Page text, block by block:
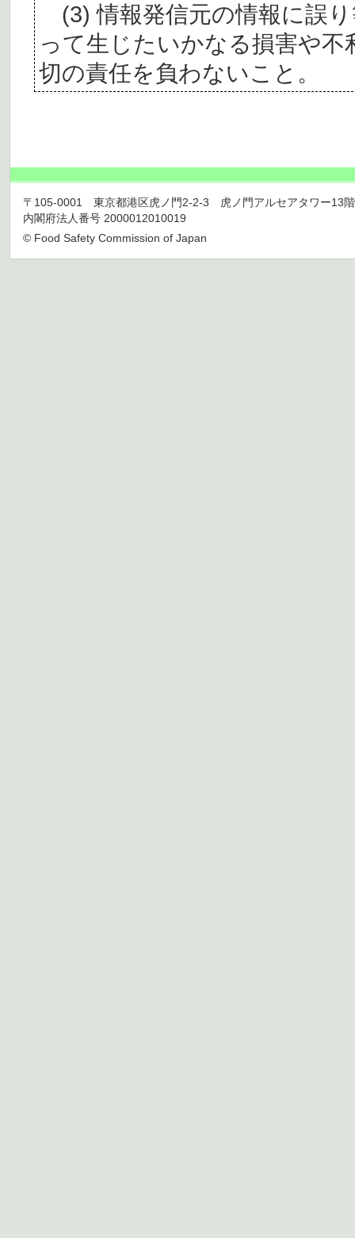
(3) 情報発信元の情報に誤
って生じたいかなる損害や
切の責任を負わないこと。
〒105-0001 東京都港区虎ノ門2-2-3 虎ノ門アルセアタワー13
内閣府法人番号 2000012010019
© Food Safety Commission of Japan